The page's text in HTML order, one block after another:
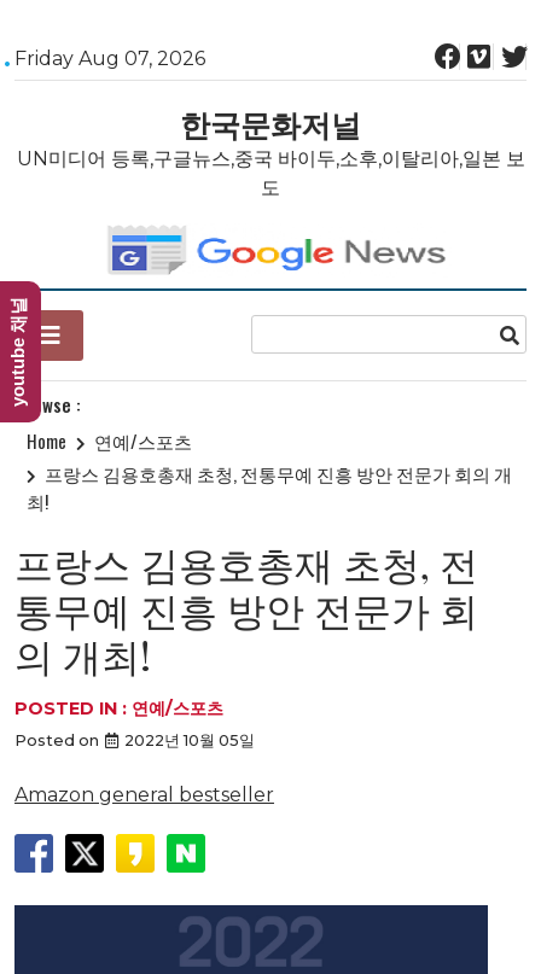
Skip
to
Friday Aug 07, 2026
한국문화저널
UN미디어 등록,구글뉴스,중국 바이두,소후,이탈리아,일본 보
도
Browse :
Home
연예/스포츠
프랑스 김용호총재 초청, 전통무예 진흥 방안 전문가 회의 개
최!
프랑스 김용호총재 초청, 전
통무예 진흥 방안 전문가 회
의 개최!
POSTED IN : 연예/스포츠
Posted on 2022년 10월 05일
Amazon general bestseller
youtube 채널